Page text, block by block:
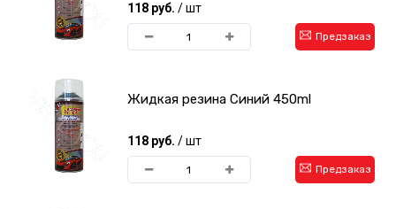
118 руб. / шт
Предзаказ
Жидкая резина Cиний 450ml
118 руб. / шт
Предзаказ